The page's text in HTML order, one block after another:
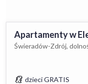
Apartamenty w
Świeradów-Zdrój,
dzieci GRATIS